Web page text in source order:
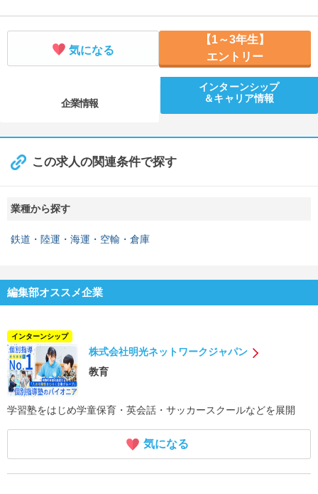
気になる
【1～3年生】
エントリー
企業情報
インターンシップ
＆キャリア情報
この求人の関連条件で探す
業種から探す
鉄道・陸運・海運・空輸・倉庫
編集部オススメ企業
インターンシップ
株式会社明光ネットワークジャパン
教育
学習塾をはじめ学童保育・英会話・サッカースクールなどを展開
気になる